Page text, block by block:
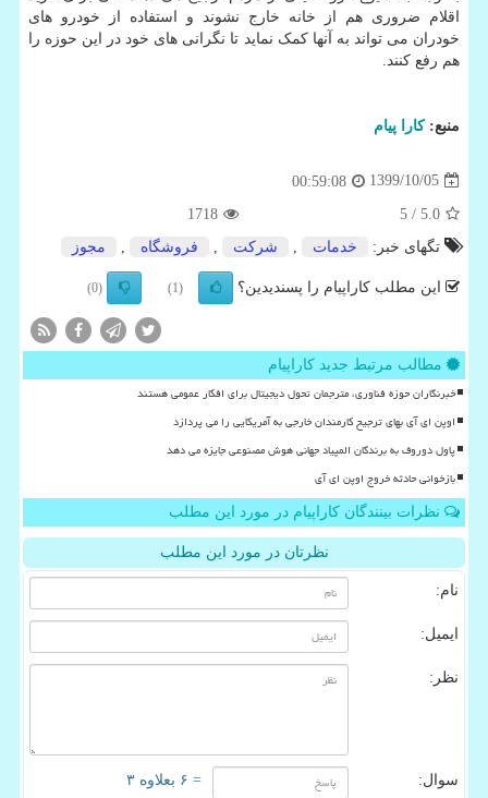
اقلام ضروری هم از خانه خارج نشوند و استفاده از خودرو های
خودران می تواند به آنها کمک نماید تا نگرانی های خود در این حوزه را
هم رفع کنند.
منبع:كارا پیام
1399/10/05
00:59:08
5.0
/ 5
1718
تگهای خبر:
خدمات شركت فروشگاه مجوز
این مطلب کاراپیام را پسندیدین؟ (1)
(0)
مطالب مرتبط جدید کاراپیام
خبرنگاران حوزه فناوری، مترجمان تحول دیجیتال برای افکار عمومی هستند
اوپن ای آی بهای ترجیح کارمندان خارجی به آمریکایی را می پردازد
پاول دوروف به برندگان المپیاد جهانی هوش مصنوعی جایزه می دهد
بازخوانی حادثه خروج اوپن ای آی
نظرات بینندگان کاراپیام در مورد این مطلب
نظرتان در مورد این مطلب
نام:
ایمیل:
نظر:
سوال: = ۶ بعلاوه ۳